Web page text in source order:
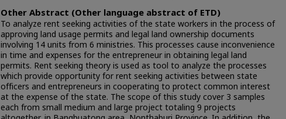
Other Abstract (Other language abstract of ETD)
To analyze rent seeking activities of the state workers in the process of
approving land usage permits and legal land ownership documents
involving 14 units from 6 ministries. This processes cause inconvenience
in time and expenses for the entrepreneur in obtaining legal land
permits. Rent seeking theory is used as tool to analyze the processes
which provide opportunity for rent seeking activities between state
officers and entrepreneurs in cooperating to protect common interest
at the expense of the state. The scope of this study cover 3 samples
each from small medium and large project totaling 9 projects